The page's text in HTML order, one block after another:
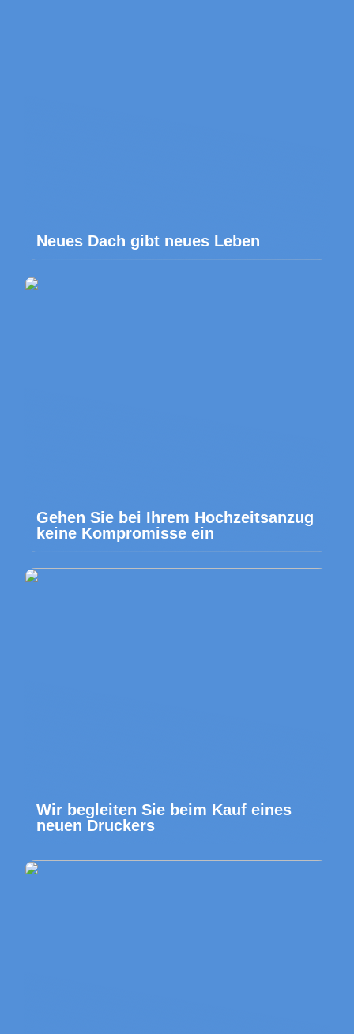
Neues Dach gibt neues Leben
Gehen Sie bei Ihrem Hochzeitsanzug
keine Kompromisse ein
Wir begleiten Sie beim Kauf eines
neuen Druckers